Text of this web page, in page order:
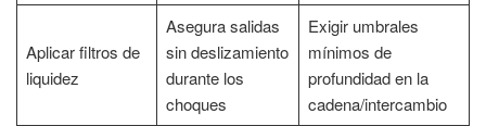
Aplicar filtros de
liquidez
Asegura salidas
sin deslizamiento
durante los
choques
Exigir umbrales
mínimos de
profundidad en la
cadena/intercambio